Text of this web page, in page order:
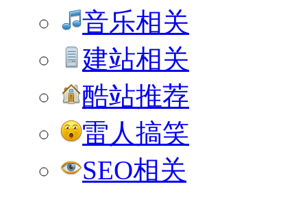
音乐相关
建站相关
酷站推荐
雷人搞笑
SEO相关